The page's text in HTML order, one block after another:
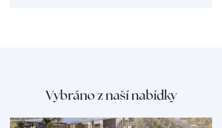
Vybráno z naší nabídky